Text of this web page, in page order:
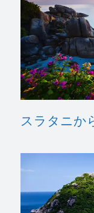
スラタニか